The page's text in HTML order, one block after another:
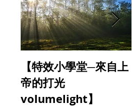
【特效小學堂─來自上
帝的打光
volumelight】